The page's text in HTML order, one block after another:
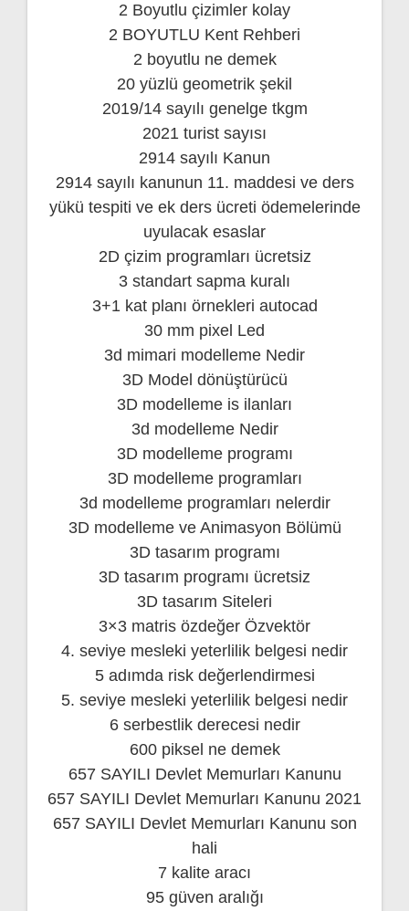
2 Boyutlu çizimler kolay
2 BOYUTLU Kent Rehberi
2 boyutlu ne demek
20 yüzlü geometrik şekil
2019/14 sayılı genelge tkgm
2021 turist sayısı
2914 sayılı Kanun
2914 sayılı kanunun 11. maddesi ve ders
yükü tespiti ve ek ders ücreti ödemelerinde
uyulacak esaslar
2D çizim programları ücretsiz
3 standart sapma kuralı
3+1 kat planı örnekleri autocad
30 mm pixel Led
3d mimari modelleme Nedir
3D Model dönüştürücü
3D modelleme is ilanları
3d modelleme Nedir
3D modelleme programı
3D modelleme programları
3d modelleme programları nelerdir
3D modelleme ve Animasyon Bölümü
3D tasarım programı
3D tasarım programı ücretsiz
3D tasarım Siteleri
3×3 matris özdeğer Özvektör
4. seviye mesleki yeterlilik belgesi nedir
5 adımda risk değerlendirmesi
5. seviye mesleki yeterlilik belgesi nedir
6 serbestlik derecesi nedir
600 piksel ne demek
657 SAYILI Devlet Memurları Kanunu
657 SAYILI Devlet Memurları Kanunu 2021
657 SAYILI Devlet Memurları Kanunu son
hali
7 kalite aracı
95 güven aralığı